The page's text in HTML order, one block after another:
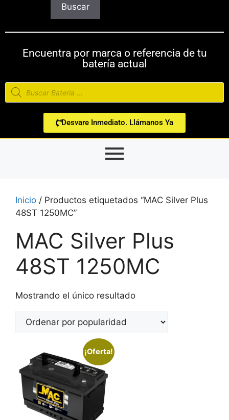
Buscar
Encuentra por marca o referencia de tu
batería actual
Desvare Inmediato. Llámanos Ya
Inicio / Productos etiquetados “MAC Silver Plus
48ST 1250MC”
MAC Silver Plus
48ST 1250MC
Mostrando el único resultado
¡Oferta!